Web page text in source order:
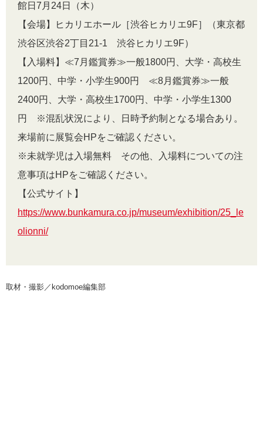
館日7月24日（木）
【会場】ヒカリエホール［渋谷ヒカリエ9F］（東京都
渋谷区渋谷2丁目21-1 渋谷ヒカリエ9F）
【入場料】≪7月鑑賞券≫一般1800円、大学・高校生
1200円、中学・小学生900円 ≪8月鑑賞券≫一般
2400円、大学・高校生1700円、中学・小学生1300
円 ※混乱状況により、日時予約制となる場合あり。
来場前に展覧会HPをご確認ください。
※未就学児は入場無料 その他、入場料についての注
意事項はHPをご確認ください。
【公式サイト】
https://www.bunkamura.co.jp/museum/exhibition/25_le
olionni/
取材・撮影／kodomoe編集部